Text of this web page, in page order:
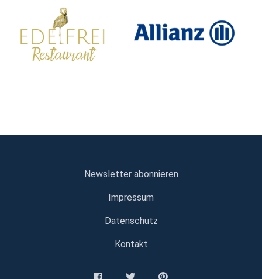
Newsletter abonnieren
Impressum
Datenschutz
Kontakt